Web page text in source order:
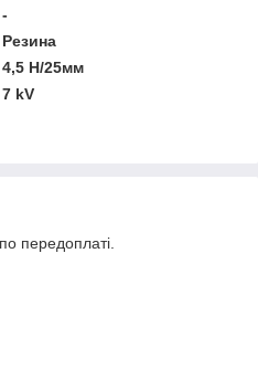
-
Резина
4,5 Н/25мм
7 kV
передоплаті.